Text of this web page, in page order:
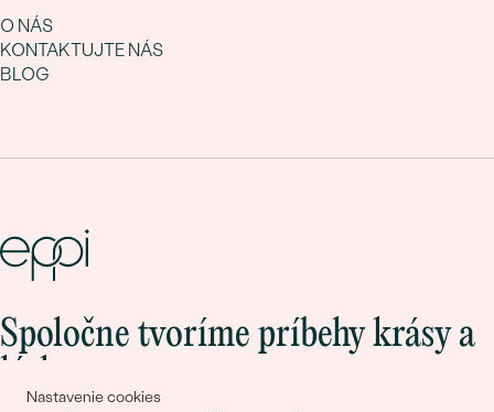
Nastavenie cookies
O NÁS
KONTAKTUJTE NÁS
BLOG
Spoločne tvoríme príbehy krásy a